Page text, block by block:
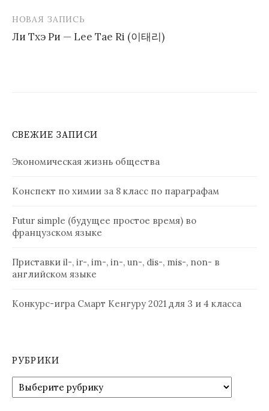
записям
НОВАЯ ЗАПИСЬ
Ли Тхэ Ри — Lee Tae Ri (이태리)
СВЕЖИЕ ЗАПИСИ
Экономическая жизнь общества
Конспект по химии за 8 класс по параграфам
Futur simple (будущее простое время) во
французском языке
Приставки il-, ir-, im-, in-, un-, dis-, mis-, non- в
английском языке
Конкурс-игра Смарт Кенгуру 2021 для 3 и 4 класса
РУБРИКИ
Рубрики